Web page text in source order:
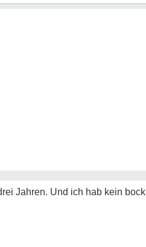
Jahren. Und ich hab kein